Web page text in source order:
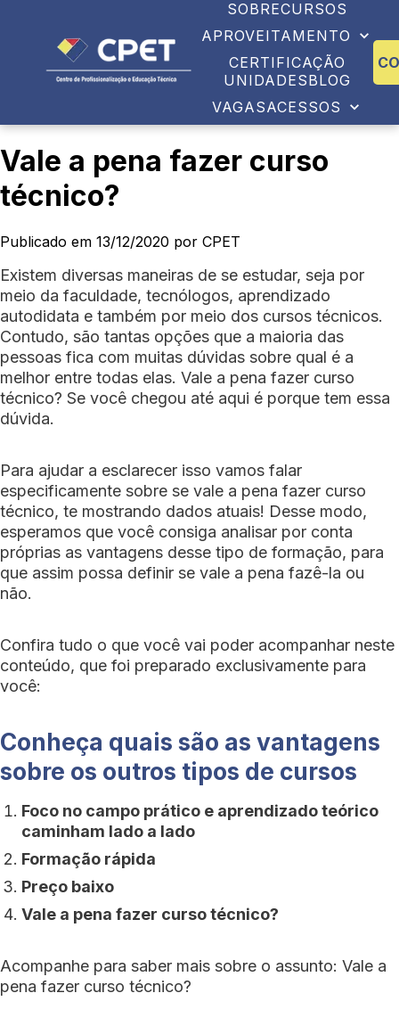
SOBRECURSOS
APROVEITAMENTO
CERTIFICAÇÃO
UNIDADESBLOG
VAGASACESSOS
Vale a pena fazer curso
técnico?
Publicado em 13/12/2020 por CPET
Existem diversas maneiras de se estudar, seja por
meio da faculdade, tecnólogos, aprendizado
autodidata e também por meio dos cursos técnicos.
Contudo, são tantas opções que a maioria das
pessoas fica com muitas dúvidas sobre qual é a
melhor entre todas elas. Vale a pena fazer curso
técnico? Se você chegou até aqui é porque tem essa
dúvida.
Para ajudar a esclarecer isso vamos falar
especificamente sobre se vale a pena fazer curso
técnico, te mostrando dados atuais! Desse modo,
esperamos que você consiga analisar por conta
próprias as vantagens desse tipo de formação, para
que assim possa definir se vale a pena fazê-la ou
não.
Confira tudo o que você vai poder acompanhar neste
conteúdo, que foi preparado exclusivamente para
você:
Conheça quais são as vantagens
sobre os outros tipos de cursos
Foco no campo prático e aprendizado teórico
caminham lado a lado
Formação rápida
Preço baixo
Vale a pena fazer curso técnico?
Acompanhe para saber mais sobre o assunto: Vale a
pena fazer curso técnico?